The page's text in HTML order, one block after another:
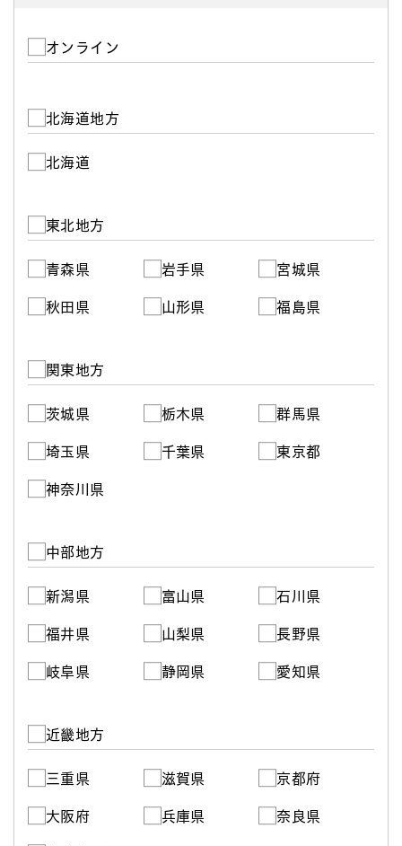
オンライン
北海道地方
北海道
東北地方
青森県 岩手県 宮城県
秋田県 山形県 福島県
関東地方
茨城県 栃木県 群馬県
埼玉県 千葉県 東京都
神奈川県
中部地方
新潟県 富山県 石川県
福井県 山梨県 長野県
岐阜県 静岡県 愛知県
近畿地方
三重県 滋賀県 京都府
大阪府 兵庫県 奈良県